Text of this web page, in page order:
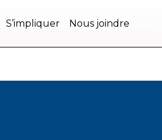
S’impliquer Nous joindre